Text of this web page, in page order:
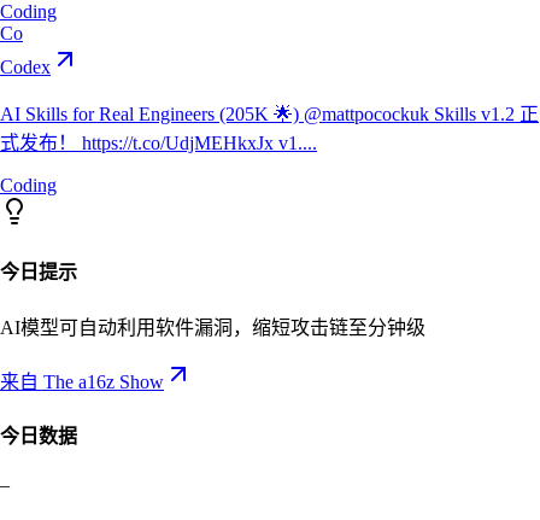
Coding
Co
Codex
AI Skills for Real Engineers (205K 🌟) @mattpocockuk Skills v1.2 正
式发布！ https://t.co/UdjMEHkxJx v1....
Coding
今日提示
AI模型可自动利用软件漏洞，缩短攻击链至分钟级
来自 The a16z Show
今日数据
–